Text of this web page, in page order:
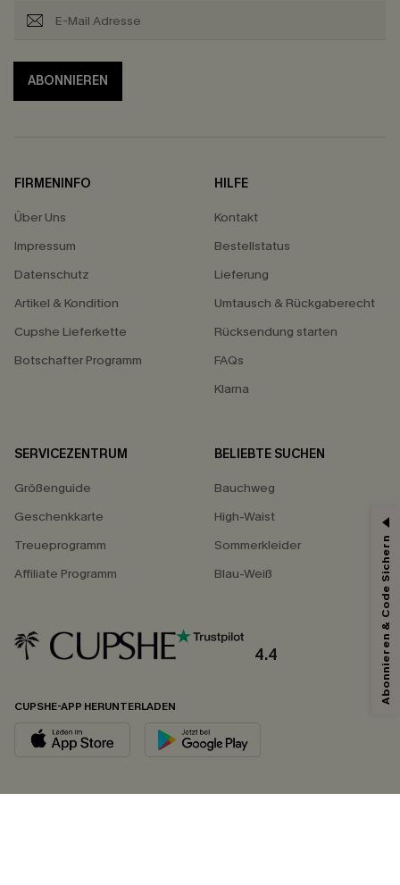
ABONNIEREN
FIRMENINFO
Über Uns
Impressum
Datenschutz
Artikel & Kondition
Cupshe Lieferkette
Botschafter Programm
HILFE
Kontakt
Bestellstatus
Lieferung
Umtausch & Rückgaberecht
Rücksendung starten
FAQs
Klarna
SERVICEZENTRUM
Größenguide
Geschenkkarte
Treueprogramm
Affiliate Programm
BELIEBTE SUCHEN
Bauchweg
High-Waist
Sommerkleider
Blau-Weiß
4.4
CUPSHE-APP HERUNTERLADEN
Abonnieren & Code Sichern